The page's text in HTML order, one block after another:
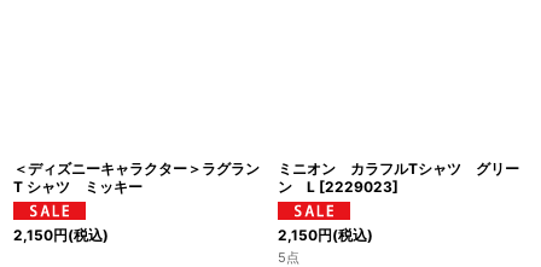
＜ディズニーキャラクター＞ラグラン
T シャツ ミッキー
2,150円(税込)
ミニオン カラフルTシャツ グリー
ン L [2229023]
2,150円(税込)
5点